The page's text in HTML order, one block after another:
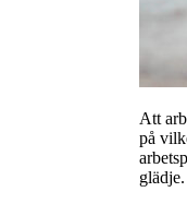
Att
på
glädje.